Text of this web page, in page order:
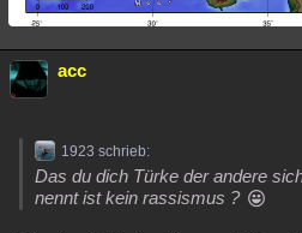
acc
1923 schrieb:
Das du dich Türke der andere
nennt ist kein rassismus ?